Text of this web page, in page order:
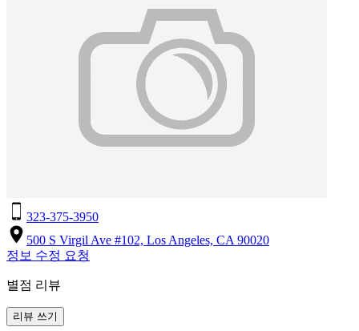
323-375-3950
500 S Virgil Ave #102, Los Angeles, CA 90020
정보 수정 요청
별점 리뷰
리뷰 쓰기